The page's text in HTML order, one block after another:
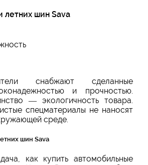
летних шин Sava
снабжают сделанные
и прочностью.
— экологичность товара.
спецматериалы не наносят
среде.
шин Sava
как купить автомобильные